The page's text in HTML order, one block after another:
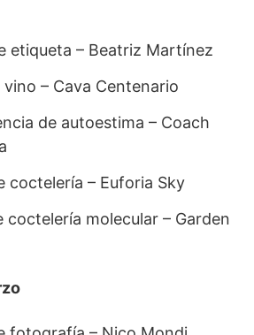
etiqueta – Beatriz Martínez
– Cava Centenario
de autoestima – Coach
coctelería – Euforia Sky
coctelería molecular – Garden